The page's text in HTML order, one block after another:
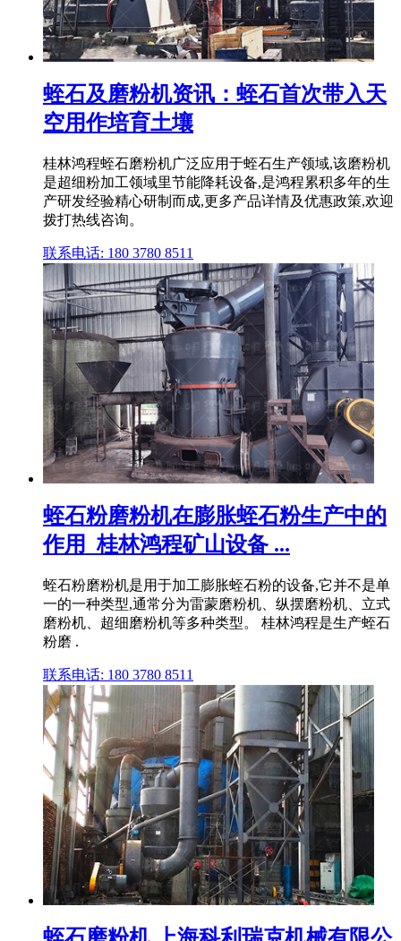
蛭石及磨粉机资讯：蛭石首次带入天
空用作培育土壤
桂林鸿程蛭石磨粉机广泛应用于蛭石生产领域,该磨粉机
是超细粉加工领域里节能降耗设备,是鸿程累积多年的生
产研发经验精心研制而成,更多产品详情及优惠政策,欢迎
拨打热线咨询。
联系电话: 180 3780 8511
蛭石粉磨粉机在膨胀蛭石粉生产中的
作用_桂林鸿程矿山设备 ...
蛭石粉磨粉机是用于加工膨胀蛭石粉的设备,它并不是单
一的一种类型,通常分为雷蒙磨粉机、纵摆磨粉机、立式
磨粉机、超细磨粉机等多种类型。 桂林鸿程是生产蛭石
粉磨 .
联系电话: 180 3780 8511